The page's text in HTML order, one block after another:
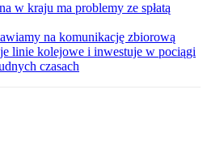
w kraju ma problemy ze spłatą
na komunikację zbiorową
linie kolejowe i inwestuje w pociągi
czasach